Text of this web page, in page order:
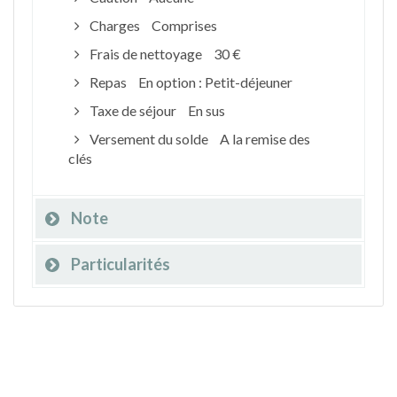
Charges
Comprises
Frais de nettoyage
30 €
Repas
En option : Petit-déjeuner
Taxe de séjour
En sus
Versement du solde
A la remise des
clés
Note
Particularités